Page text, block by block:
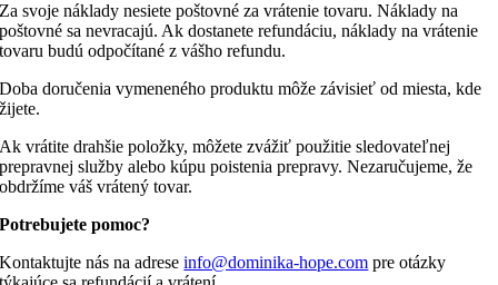
Za svoje náklady nesiete poštovné za vrátenie tovaru. Náklady na
poštovné sa nevracajú. Ak dostanete refundáciu, náklady na vrátenie
tovaru budú odpočítané z vášho refundu.
Doba doručenia vymeneného produktu môže závisieť od miesta, kde
žijete.
Ak vrátite drahšie položky, môžete zvážiť použitie sledovateľnej
prepravnej služby alebo kúpu poistenia prepravy. Nezaručujeme, že
obdržíme váš vrátený tovar.
Potrebujete pomoc?
Kontaktujte nás na adreseinfo@dominika-hope.com pre otázky